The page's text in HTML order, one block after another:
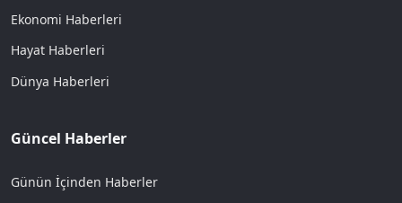
Ekonomi Haberleri
Hayat Haberleri
Dünya Haberleri
Güncel Haberler
Günün İçinden Haberler